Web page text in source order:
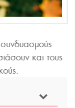
και τους